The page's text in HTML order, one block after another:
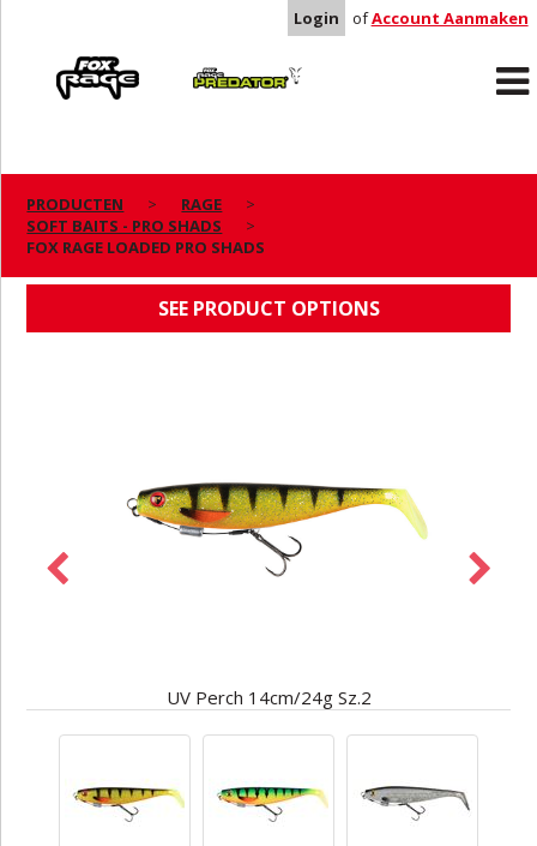
Login ofAccount Aanmaken
Predator
PRODUCTEN
RAGE
SOFT BAITS - PRO SHADS
FOX RAGE LOADED PRO SHADS
FOX RAGE LOADED PRO SHADS
SEE PRODUCT OPTIONS
UV Perch 14cm/24g Sz.2